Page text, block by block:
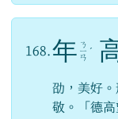
168. 年 ㄋ
ㄧ
ㄢ
ˊ
劭，美好
敬。「德